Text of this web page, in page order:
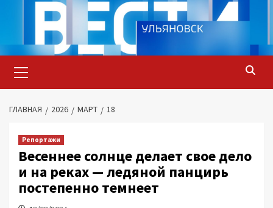
содержимому
меню
ГЛАВНАЯ 2026 МАРТ 18
Репортажи
Весеннее солнце делает свое дело
и на реках — ледяной панцирь
постепенно темнеет